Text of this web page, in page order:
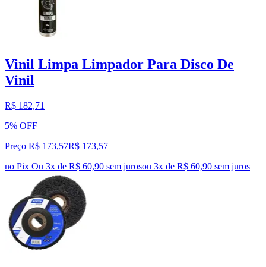
Vinil Limpa Limpador Para Disco De
Vinil
R$ 182,71
5% OFF
Preço R$ 173,57R$ 173,57
no Pix Ou 3x de R$ 60,90 sem jurosou 3x de R$ 60,90 sem juros